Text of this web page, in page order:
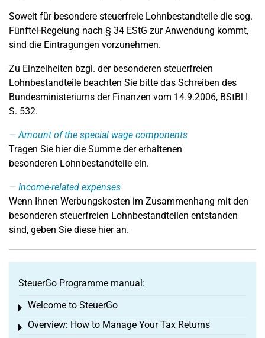
Soweit für besondere steuerfreie Lohnbestandteile die sog.
Fünftel-Regelung nach § 34 EStG zur Anwendung kommt,
sind die Eintragungen vorzunehmen.
Zu Einzelheiten bzgl. der besonderen steuerfreien
Lohnbestandteile beachten Sie bitte das Schreiben des
Bundesministeriums der Finanzen vom 14.9.2006, BStBl I
S. 532.
Amount of the special wage components
Tragen Sie hier die Summe der erhaltenen
besonderen Lohnbestandteile ein.
Income-related expenses
Wenn Ihnen Werbungskosten im Zusammenhang mit den
besonderen steuerfreien Lohnbestandteilen entstanden
sind, geben Sie diese hier an.
SteuerGo Programme manual:
Welcome to SteuerGo
Toggle menu
Overview: How to Manage Your Tax Returns
Toggle menu